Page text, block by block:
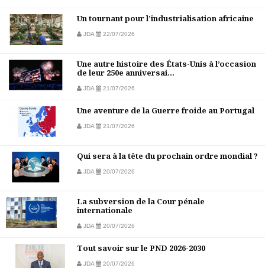
Un tournant pour l’industrialisation africaine
JDA 22/07/2026
Une autre histoire des États-Unis à l’occasion
de leur 250e anniversai...
JDA 21/07/2026
Une aventure de la Guerre froide au Portugal
JDA 21/07/2026
Qui sera à la tête du prochain ordre mondial ?
JDA 20/07/2026
La subversion de la Cour pénale
internationale
JDA 20/07/2026
Tout savoir sur le PND 2026-2030
JDA 20/07/2026